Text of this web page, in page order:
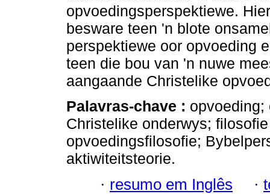
opvoedingsperspektiewe.
besware teen 'n blote
perspektiewe oor opvoeding
teen die bou van 'n nuwe
aangaande Christelike
Palavras-chave : opvoeding;
Christelike onderwys;
opvoedingsfilosofie;
aktiwiteitsteorie.
· resumo em Inglês ·